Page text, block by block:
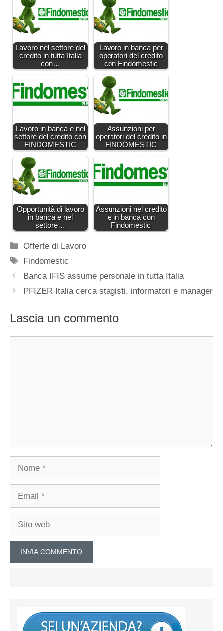
Lavoro nel settore del
credito in tutta Italia
con…
Lavoro in banca per
operatori del credito
con Findomestic
Lavoro in banca e nel
settore del credito con
FINDOMESTIC
Assunzioni per
operatori del credito in
FINDOMESTIC
Opportunità di lavoro
in banca e nel
settore…
Assunzioni nel credito
e in banca con
Findomestic
Categorie
Offerte di Lavoro
Tag
Findomestic
Banca IFIS assume personale in tutta Italia
PFIZER Italia cerca stagisti, informatori e manager
Lascia un commento
Nome
Email
Sito